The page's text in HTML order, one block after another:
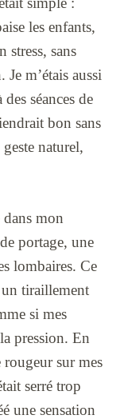
les enfants,
stress, sans
m’étais aussi
séances de
bon sans
naturel,
dans mon
portage, une
lombaires. Ce
un tiraillement
si mes
pression. En
rougeur sur mes
serré trop
une sensation